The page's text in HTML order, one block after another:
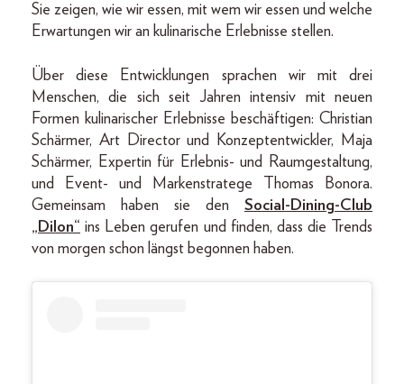
Sie zeigen, wie wir essen, mit wem wir essen und welche
Erwartungen wir an kulinarische Erlebnisse stellen.
Über diese Entwicklungen sprachen wir mit drei
Menschen, die sich seit Jahren intensiv mit neuen
Formen kulinarischer Erlebnisse beschäftigen: Christian
Schärmer, Art Director und Konzeptentwickler, Maja
Schärmer, Expertin für Erlebnis- und Raumgestaltung,
und Event- und Markenstratege Thomas Bonora.
Gemeinsam haben sie den Social-Dining-Club
„Dilon“ ins Leben gerufen und finden, dass die Trends
von morgen schon längst begonnen haben.